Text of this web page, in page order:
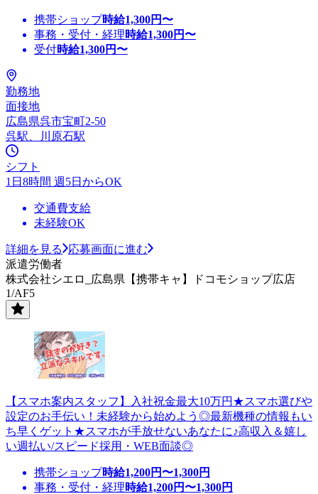
携帯ショップ時給1,300円〜
事務・受付・経理時給1,300円〜
受付時給1,300円〜
勤務地
面接地
広島県呉市宝町2-50
呉駅、川原石駅
シフト
1日8時間 週5日からOK
交通費支給
未経験OK
詳細を見る
応募画面に進む
派遣労働者
株式会社シエロ_広島県【携帯キャ】ドコモショップ広店
1/AF5
【スマホ案内スタッフ】入社祝金最大10万円★スマホ選びや
設定のお手伝い！未経験から始めよう◎最新機種の情報もい
ち早くゲット★スマホが手放せないあなたに♪高収入＆嬉し
い週払い/スピード採用・WEB面談◎
携帯ショップ時給1,200円〜1,300円
事務・受付・経理時給1,200円〜1,300円